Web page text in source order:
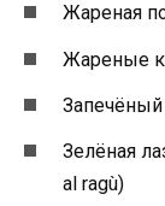
Жареная
Жареные
Зелёная
al ragù)